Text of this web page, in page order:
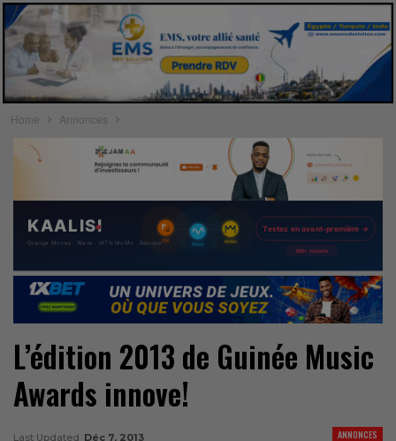
Home Annonces
L’édition 2013 de Guinée Music
Awards innove!
ANNONCES
Last Updated Déc 7, 2013